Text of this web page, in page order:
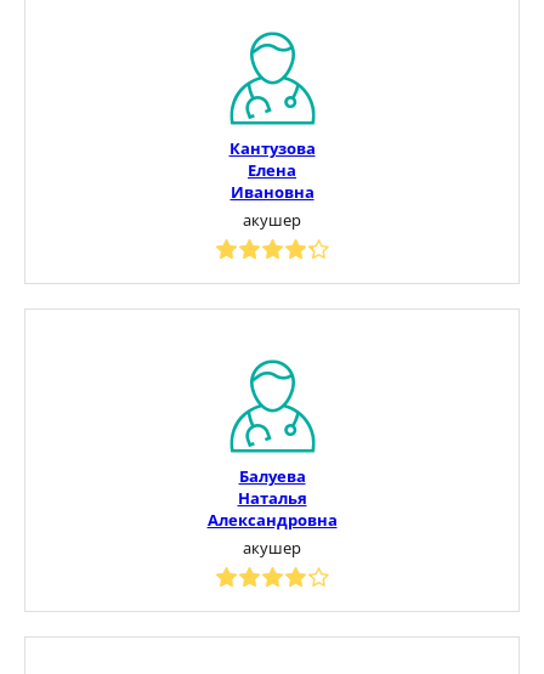
Кантузова
Елена
Ивановна
акушер
Балуева
Наталья
Александровна
акушер